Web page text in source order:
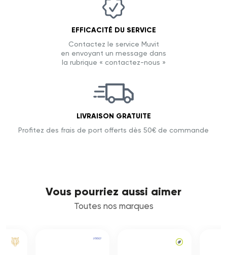
EFFICACITÉ DU SERVICE
Contactez le service Muvit
en envoyant un message dans
la rubrique « contactez-nous »
LIVRAISON GRATUITE
Profitez des frais de port offerts dès 50€ de commande
Vous pourriez aussi aimer
Toutes nos marques